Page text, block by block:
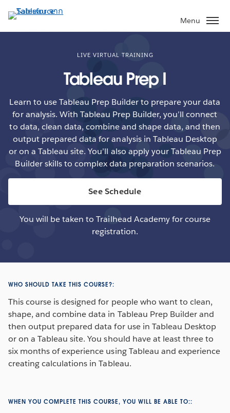
ไป
ที่
Menu
LIVE VIRTUAL TRAINING
Tableau Prep I
Learn to use Tableau Prep Builder to prepare your data
for analysis. With Tableau Prep Builder, you’ll connect
to data, clean data, combine and shape data, and then
output prepared data for analysis in Tableau Desktop
or on a Tableau site. You’ll also apply your Tableau Prep
Builder skills to complex data preparation scenarios.
See Schedule
You will be taken to Trailhead Academy for course
registration.
WHO SHOULD TAKE THIS COURSE?:
This course is designed for people who want to clean,
shape, and combine data in Tableau Prep Builder and
then output prepared data for use in Tableau Desktop
or on a Tableau site. You should have at least three to
six months of experience using Tableau and experience
creating calculations in Tableau.
WHEN YOU COMPLETE THIS COURSE, YOU WILL BE ABLE TO::